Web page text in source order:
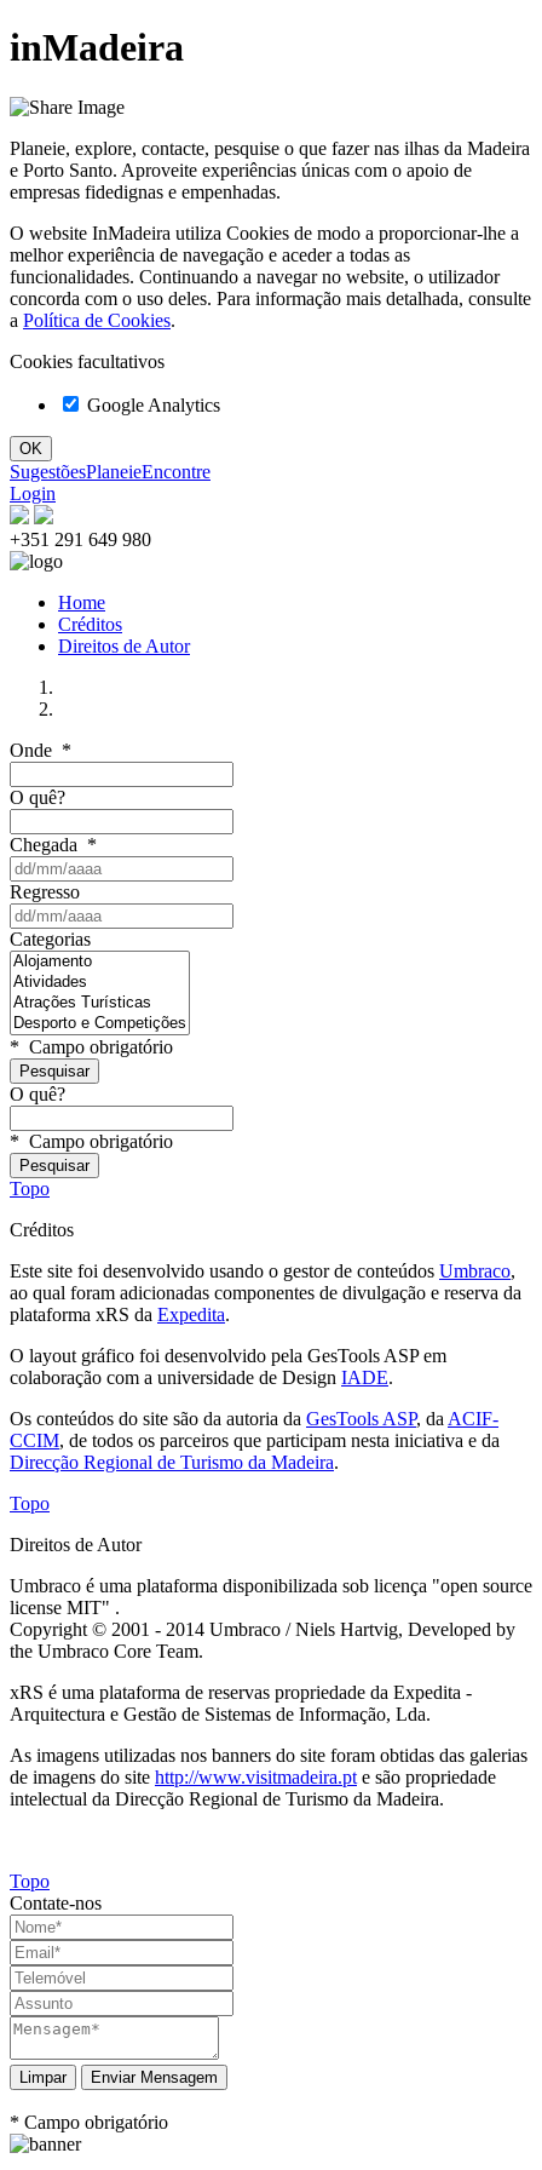
inMadeira
Planeie, explore, contacte, pesquise o que fazer nas ilhas da Madeira
e Porto Santo. Aproveite experiências únicas com o apoio de
empresas fidedignas e empenhadas.
O website InMadeira utiliza Cookies de modo a proporcionar-lhe a
melhor experiência de navegação e aceder a todas as
funcionalidades. Continuando a navegar no website, o utilizador
concorda com o uso deles. Para informação mais detalhada, consulte
a Política de Cookies.
Cookies facultativos
Google Analytics
SugestõesPlaneieEncontre
Login
+351 291 649 980
Home
Créditos
Direitos de Autor
Onde *
O quê?
Chegada *
Regresso
Categorias
* Campo obrigatório
O quê?
* Campo obrigatório
Topo
Créditos
Este site foi desenvolvido usando o gestor de conteúdos Umbraco,
ao qual foram adicionadas componentes de divulgação e reserva da
plataforma xRS da Expedita.
O layout gráfico foi desenvolvido pela GesTools ASP em
colaboração com a universidade de Design IADE.
Os conteúdos do site são da autoria da GesTools ASP, da ACIF-
CCIM, de todos os parceiros que participam nesta iniciativa e da
Direcção Regional de Turismo da Madeira.
Topo
Direitos de Autor
Umbraco é uma plataforma disponibilizada sob licença "open source
license MIT" .
Copyright © 2001 - 2014 Umbraco / Niels Hartvig, Developed by
the Umbraco Core Team.
xRS é uma plataforma de reservas propriedade da Expedita -
Arquitectura e Gestão de Sistemas de Informação, Lda.
As imagens utilizadas nos banners do site foram obtidas das galerias
de imagens do site http://www.visitmadeira.pt e são propriedade
intelectual da Direcção Regional de Turismo da Madeira.
Topo
Contate-nos
Enviar Mensagem
* Campo obrigatório